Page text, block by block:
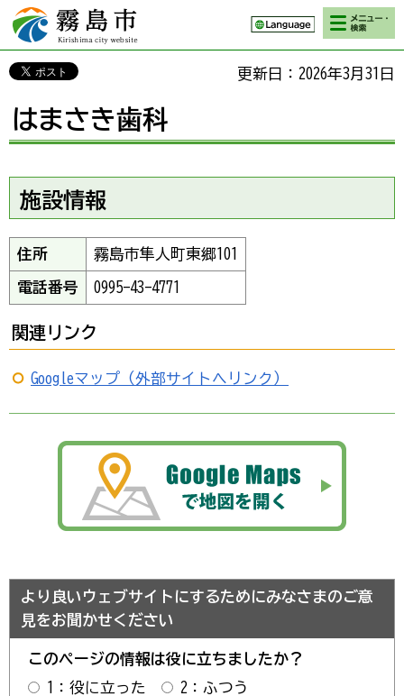
霧島市 Kirishima
city website
検索・メニ
ュー
更新日：2026年3月31日
はまさき歯科
施設情報
住所 霧島市隼人町東郷101
電話番号 0995-43-4771
関連リンク
Googleマップ（外部サイトへリンク）
より良いウェブサイトにするためにみなさまのご意
見をお聞かせください
このページの情報は役に立ちましたか？
1：役に立った
2：ふつう